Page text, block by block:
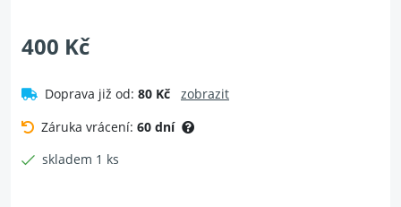
400 Kč
Doprava již od: 80 Kč
zobrazit
Záruka vrácení: 60 dní
skladem 1 ks